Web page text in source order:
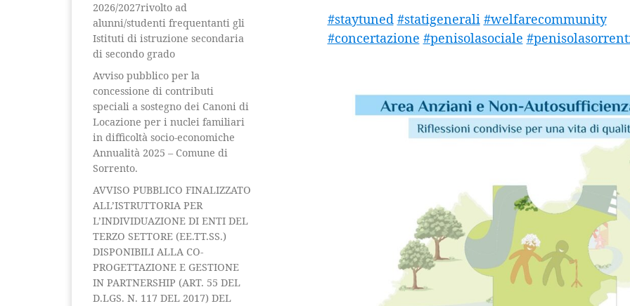
#staytuned #statigenerali #welfarecommunity
#concertazione #penisolasociale
2026/2027rivolto ad
alunni/studenti frequentanti gli
Istituti di istruzione secondaria
di secondo grado
Avviso pubblico per la
concessione di contributi
speciali a sostegno dei Canoni di
Locazione per i nuclei familiari
in difficoltà socio-economiche
Annualità 2025 – Comune di
Sorrento.
AVVISO PUBBLICO FINALIZZATO
ALL’ISTRUTTORIA PER
L’INDIVIDUAZIONE DI ENTI DEL
TERZO SETTORE (EE.TT.SS.)
DISPONIBILI ALLA CO-
PROGETTAZIONE E GESTIONE
IN PARTNERSHIP (ART. 55 DEL
D.LGS. N. 117 DEL 2017) DEL